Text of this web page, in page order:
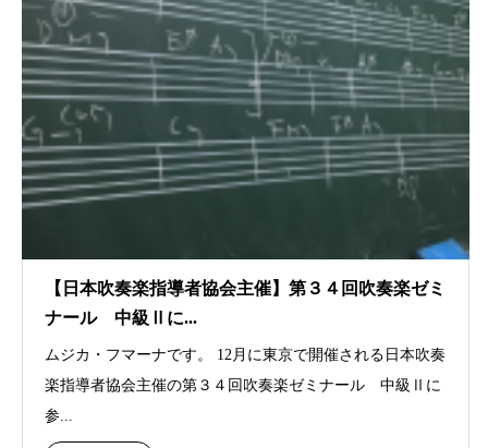
【日本吹奏楽指導者協会主催】第３４回吹奏楽ゼミ
ナール 中級Ⅱに...
ムジカ・フマーナです。 12月に東京で開催される日本吹奏
楽指導者協会主催の第３４回吹奏楽ゼミナール 中級Ⅱに
参...